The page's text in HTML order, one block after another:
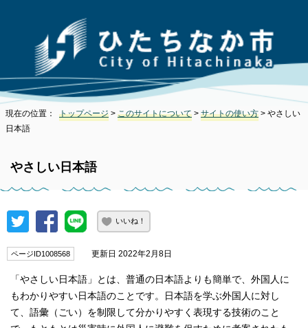
現在の位置： トップページ > このサイトについて > サイトの使い方 > やさしい
日本語
やさしい日本語
いいね！
ページID1008568 更新日 2022年2月8日
「やさしい日本語」とは、普通の日本語よりも簡単で、外国人に
もわかりやすい日本語のことです。日本語を学ぶ外国人に対し
て、語彙（ごい）を制限して分かりやすく表現する技術のこと